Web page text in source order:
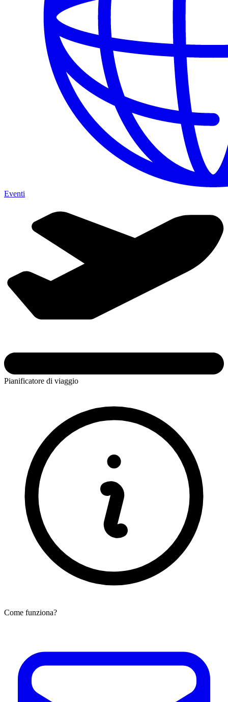
Eventi
Pianificatore di viaggio
Come funziona?